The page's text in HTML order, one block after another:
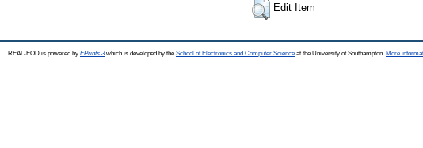
Edit Item
REAL-EOD is powered by EPrints 3which is developed by the School of Electronics and Computer Science at the University of Southampton. More